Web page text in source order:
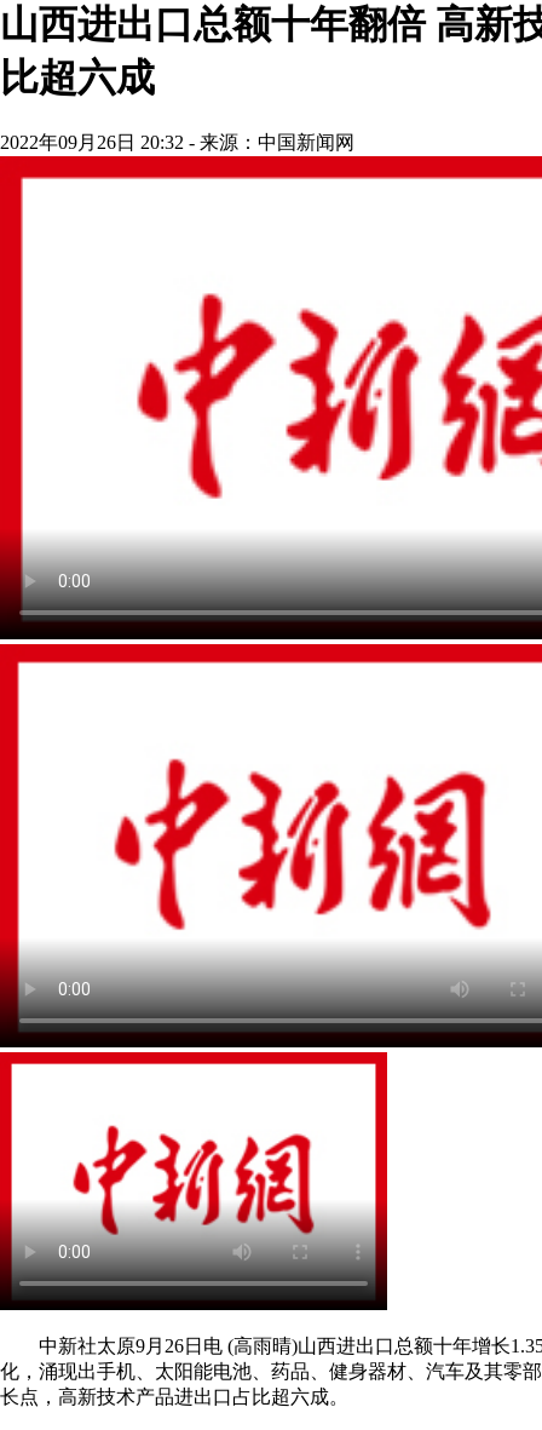
山西进出口总额十年翻倍 高新
比超六成
2022年09月26日 20:32 - 来源：中国新闻网
中新社太原9月26日电 (高雨晴)山西进出口总额十年增长
化，涌现出手机、太阳能电池、药品、健身器材、汽车及其零
长点，高新技术产品进出口占比超六成。